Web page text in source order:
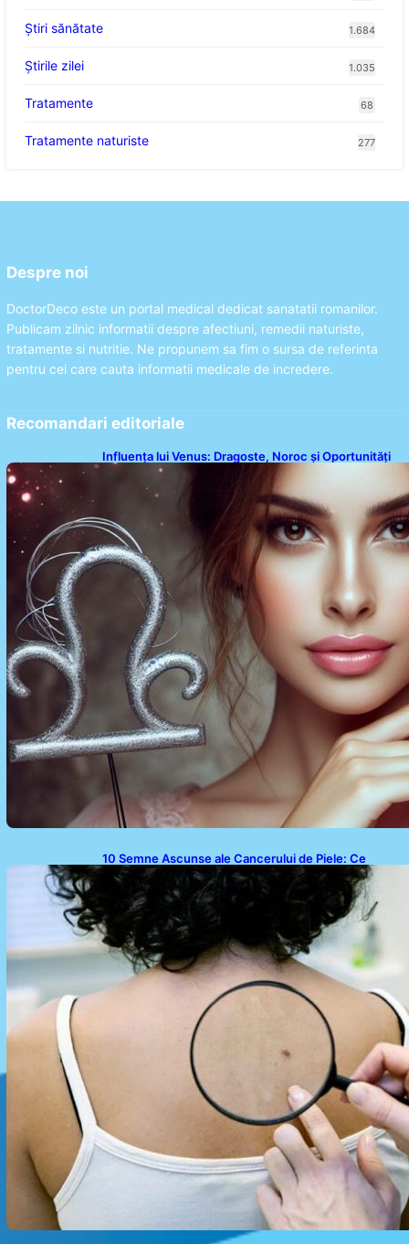
Ştiri sănătate 1.684
Știrile zilei 1.035
Tratamente 68
Tratamente naturiste 277
Despre noi
DoctorDeco este un portal medical dedicat sanatatii romanilor.
Publicam zilnic informatii despre afectiuni, remedii naturiste,
tratamente si nutritie. Ne propunem sa fim o sursa de referinta
pentru cei care cauta informatii medicale de incredere.
Recomandari editoriale
Influența lui Venus: Dragoste, Noroc și Oportunități
pentru Tauri și Balanțe în Weekendul 8-9 August
10 Semne Ascunse ale Cancerului de Piele: Ce
Trebuie să Știm pentru a Ne Proteja